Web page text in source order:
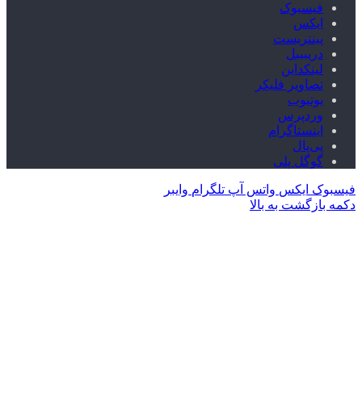
فیسبوک
ایکس
پینتریست
دریبببل
لینکداین
تصاویر فلیکر
یوتیوب
وردپرس
اینستاگرام
پی‌پال
گوگل پلی
فیسبوک ایکس واتس آپ تلگرام وایبر
دکمه بازگشت به بالا